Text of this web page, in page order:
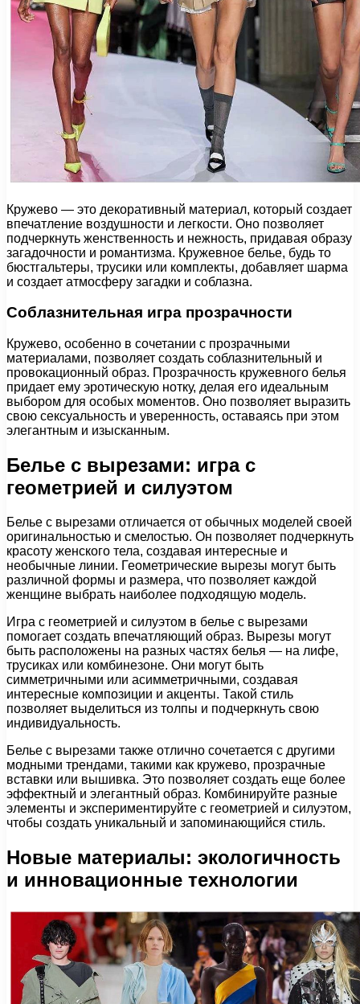
Кружево — это декоративный материал, который создает
впечатление воздушности и легкости. Оно позволяет
подчеркнуть женственность и нежность, придавая образу
загадочности и романтизма. Кружевное белье, будь то
бюстгальтеры, трусики или комплекты, добавляет шарма
и создает атмосферу загадки и соблазна.
Соблазнительная игра прозрачности
Кружево, особенно в сочетании с прозрачными
материалами, позволяет создать соблазнительный и
провокационный образ. Прозрачность кружевного белья
придает ему эротическую нотку, делая его идеальным
выбором для особых моментов. Оно позволяет выразить
свою сексуальность и уверенность, оставаясь при этом
элегантным и изысканным.
Белье с вырезами: игра с
геометрией и силуэтом
Белье с вырезами отличается от обычных моделей своей
оригинальностью и смелостью. Он позволяет подчеркнуть
красоту женского тела, создавая интересные и
необычные линии. Геометрические вырезы могут быть
различной формы и размера, что позволяет каждой
женщине выбрать наиболее подходящую модель.
Игра с геометрией и силуэтом в белье с вырезами
помогает создать впечатляющий образ. Вырезы могут
быть расположены на разных частях белья — на лифе,
трусиках или комбинезоне. Они могут быть
симметричными или асимметричными, создавая
интересные композиции и акценты. Такой стиль
позволяет выделиться из толпы и подчеркнуть свою
индивидуальность.
Белье с вырезами также отлично сочетается с другими
модными трендами, такими как кружево, прозрачные
вставки или вышивка. Это позволяет создать еще более
эффектный и элегантный образ. Комбинируйте разные
элементы и экспериментируйте с геометрией и силуэтом,
чтобы создать уникальный и запоминающийся стиль.
Новые материалы: экологичность
и инновационные технологии